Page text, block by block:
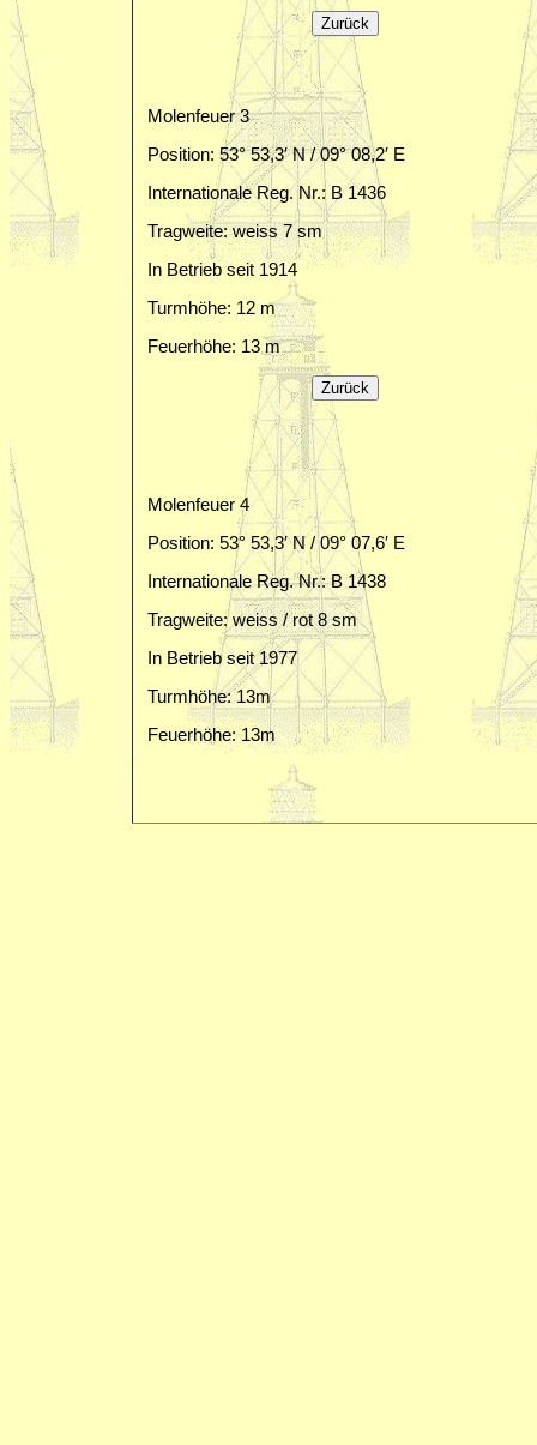
Molenfeuer 3
Position: 53° 53,3′ N / 09° 08,2′ E
Internationale Reg. Nr.: B 1436
Tragweite: weiss 7 sm
In Betrieb seit 1914
Turmhöhe: 12 m
Feuerhöhe: 13 m
Molenfeuer 4
Position: 53° 53,3′ N / 09° 07,6′ E
Internationale Reg. Nr.: B 1438
Tragweite: weiss / rot 8 sm
In Betrieb seit 1977
Turmhöhe: 13m
Feuerhöhe: 13m